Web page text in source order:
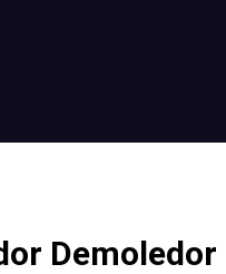
Demoledor